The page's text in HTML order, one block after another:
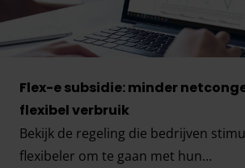
Flex-e subsidie: minder
flexibel verbruik
Bekijk de regeling die bedrijven
flexibeler om te gaan met hun